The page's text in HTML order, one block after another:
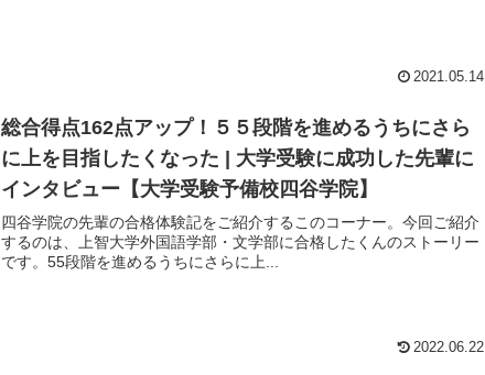
2021.05.14
総合得点162点アップ！５５段階を進めるうちにさら
に上を目指したくなった | 大学受験に成功した先輩に
インタビュー【大学受験予備校四谷学院】
四谷学院の先輩の合格体験記をご紹介するこのコーナー。今回ご紹介
するのは、上智大学外国語学部・文学部に合格したくんのストーリー
です。55段階を進めるうちにさらに上...
2022.06.22